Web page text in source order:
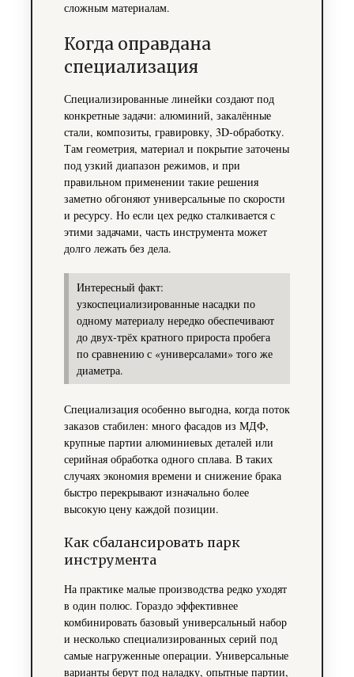
сложным материалам.
Когда оправдана
специализация
Специализированные линейки создают под
конкретные задачи: алюминий, закалённые
стали, композиты, гравировку, 3D‑обработку.
Там геометрия, материал и покрытие заточены
под узкий диапазон режимов, и при
правильном применении такие решения
заметно обгоняют универсальные по скорости
и ресурсу. Но если цех редко сталкивается с
этими задачами, часть инструмента может
долго лежать без дела.
Интересный факт:
узкоспециализированные насадки по
одному материалу нередко обеспечивают
до двух‑трёх кратного прироста пробега
по сравнению с «универсалами» того же
диаметра.
Специализация особенно выгодна, когда поток
заказов стабилен: много фасадов из МДФ,
крупные партии алюминиевых деталей или
серийная обработка одного сплава. В таких
случаях экономия времени и снижение брака
быстро перекрывают изначально более
высокую цену каждой позиции.
Как сбалансировать парк
инструмента
На практике малые производства редко уходят
в один полюс. Гораздо эффективнее
комбинировать базовый универсальный набор
и несколько специализированных серий под
самые нагруженные операции. Универсальные
варианты берут под наладку, опытные партии,